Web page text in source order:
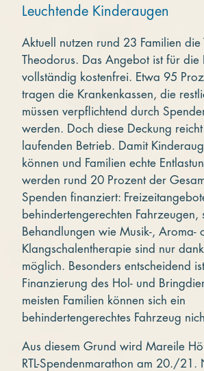
Leuchtende Kinderaugen
Aktuell nutzen rund 23 Familien die
Theodorus. Das Angebot ist für die
vollständig kostenfrei. Etwa 95
tragen die Krankenkassen, die
müssen verpflichtend durch
werden. Doch diese Deckung
laufenden Betrieb. Damit
können und Familien echte
werden rund 20 Prozent der
Spenden finanziert:
behindertengerechten Fahrzeugen,
Behandlungen wie Musik-, Aroma-
Klangschalentherapie sind nur
möglich. Besonders entscheidend
Finanzierung des Hol- und
meisten Familien können sich ein
behindertengerechtes Fahrzeug
Aus diesem Grund wird Mareile
RTL-Spendenmarathon am 20./21.